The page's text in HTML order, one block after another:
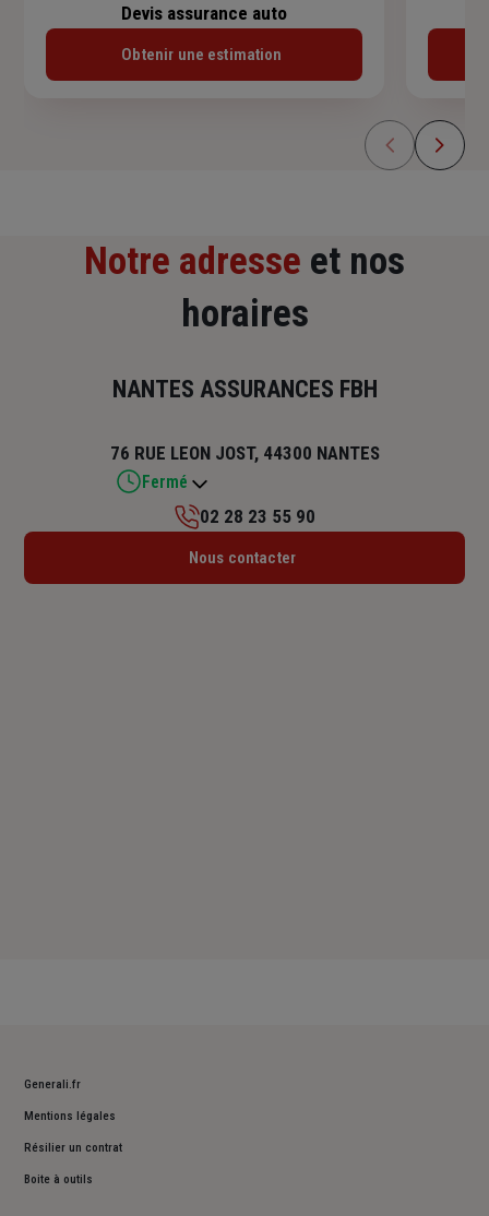
Devis assurance auto
Obtenir une estimation
Notre adresse et nos
horaires
NANTES ASSURANCES FBH
76 RUE LEON JOST, 44300 NANTES
Fermé
Lundi : 09h – 12h30 / 14h – 18h
02 28 23 55 90
Nous contacter
Generali.fr
Mentions légales
Résilier un contrat
Boite à outils